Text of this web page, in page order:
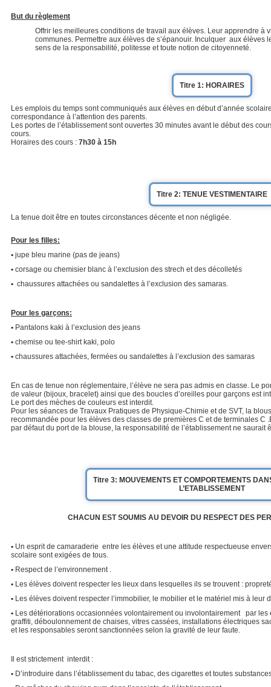
But du règlement
Offrir les meilleures conditions de travail aux élèves. Leur apprendre à
communes. Permettre aux élèves de s’épanouir. Inculquer aux élèves
sens de la responsabilité, politesse et toute notion de citoyenneté.
Titre 1: HORAIRES
Les emplois du temps sont communiqués aux élèves en début d’année
correspondance à l’attention des parents.
Les portes de l’établissement sont ouvertes 30 minutes avant le début des
cours.
Horaires des cours : 7h30 à 15h
Titre 2: TENUE VESTIMENTAIRE
La tenue doit être en toutes circonstances décente et non négligée.
Pour les filles:
• jupe bleu marine (pas de jeans)
• corsage ou chemisier blanc à l’exclusion des strech et des décolletés
• chaussures attachées ou sandalettes à l’exclusion des samaras.
Pour les garçons:
• Pantalons kaki à l’exclusion des jeans
• chemise ou tee-shirt kaki, polo
• chaussures attachées, fermées ou sandalettes à l’exclusion des samaras
En cas de tenue non réglementaire, l’élève ne sera pas admis en classe. Le
de valeur (bijoux, bracelet) ainsi que des boucles d’oreilles pour garçons est
Le port des mèches de couleurs est interdit.
Pour les séances de Travaux Pratiques de Physique-Chimie et de SVT, la
recommandée pour les élèves des classes de premières C et de terminales C
par défaut du port de la blouse, la responsabilité de l’établissement ne saurait
Titre 3: MOUVEMENTS ET COMPORTEMENTS
L’ETABLISSEMENT
CHACUN EST SOUMIS AU DEVOIR DU RESPECT DES
• Un esprit de camaraderie entre les élèves et une attitude respectueuse
scolaire sont exigées de tous.
• Respect de l’environnement .
• Les élèves doivent respecter les lieux dans lesquelles ils se trouvent :
• Les élèves doivent respecter l’immobilier, le mobilier et le matériel mis à leur
• Les détériorations occasionnées volontairement ou involontairement par les
graffiti, déboulonnement de chaises, vitres cassées, installations électriques
et les responsables seront sanctionnées selon la gravité de leur faute.
Il est strictement interdit :
• D’introduire dans l’établissement du tabac, des cigarettes et toutes